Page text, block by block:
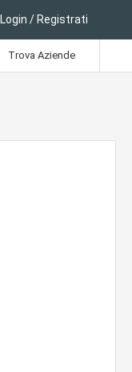
Login / Registrati
Trova Aziende